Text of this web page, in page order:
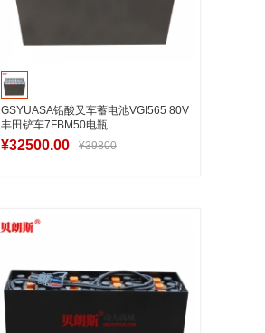
GSYUASA铅酸叉车蓄电池VGI565 80V
丰田铲车7FBM50电瓶
¥32500.00 ¥39800